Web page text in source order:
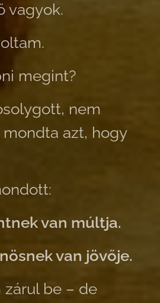
vagyok.
megint?
nem
azt, hogy
van múltja.
van jövője.
zárul be – de